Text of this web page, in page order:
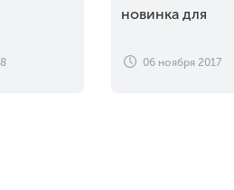
новинка для
снимков
06 ноября 2017